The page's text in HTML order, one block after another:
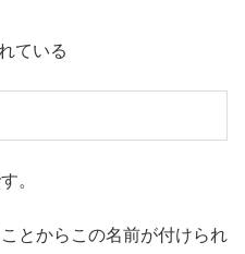
ている
。
とからこの名前が付けられ